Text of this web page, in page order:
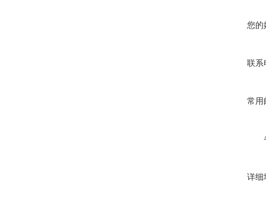
您的
联系
常用
详细